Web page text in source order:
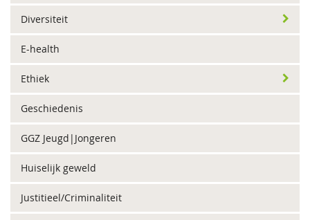
Diversiteit
E-health
Ethiek
Geschiedenis
GGZ Jeugd|Jongeren
Huiselijk geweld
Justitieel/Criminaliteit